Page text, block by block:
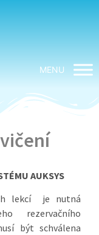
MENU
AUKSYS
lekcí je nutná
rezervačního
být schválena